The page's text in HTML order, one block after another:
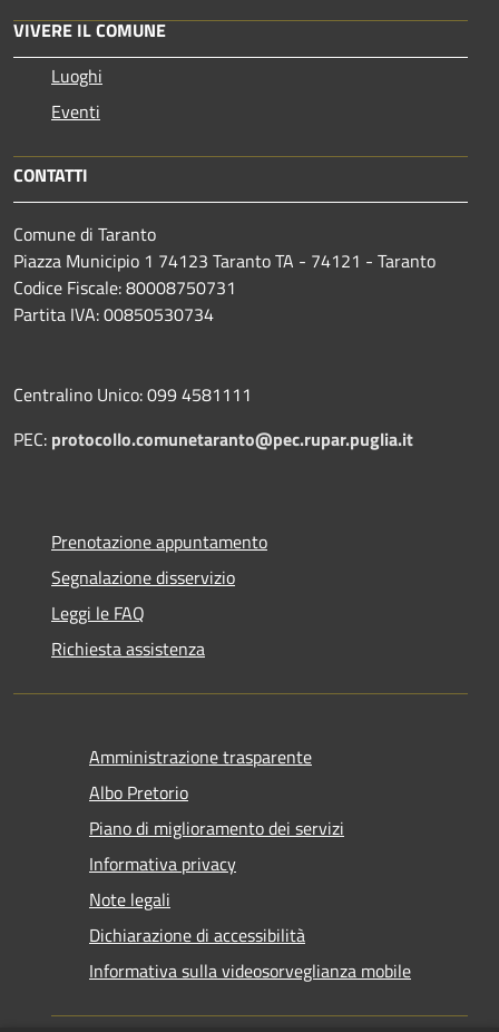
VIVERE IL COMUNE
Luoghi
Eventi
CONTATTI
Comune di Taranto
Piazza Municipio 1 74123 Taranto TA - 74121 - Taranto
Codice Fiscale: 80008750731
Partita IVA: 00850530734
Centralino Unico: 099 4581111
PEC: protocollo.comunetaranto@pec.rupar.puglia.it
Prenotazione appuntamento
Segnalazione disservizio
Leggi le FAQ
Richiesta assistenza
Amministrazione trasparente
Albo Pretorio
Piano di miglioramento dei servizi
Informativa privacy
Note legali
Dichiarazione di accessibilità
Informativa sulla videosorveglianza mobile